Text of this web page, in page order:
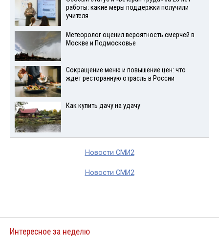
работы: какие меры поддержки получили
учителя
Метеоролог оценил вероятность смерчей в
Москве и Подмосковье
Сокращение меню и повышение цен: что
ждет ресторанную отрасль в России
Как купить дачу на удачу
Новости СМИ2
Новости СМИ2
Интересное за неделю